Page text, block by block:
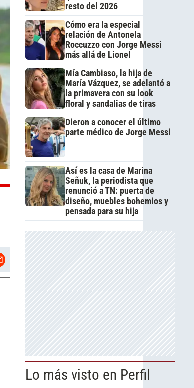
resto del 2026
Cómo era la especial
relación de Antonela
Roccuzzo con Jorge Messi
más allá de Lionel
Mía Cambiaso, la hija de
María Vázquez, se adelantó a
la primavera con su look
floral y sandalias de tiras
Dieron a conocer el último
parte médico de Jorge Messi
Así es la casa de Marina
Señuk, la periodista que
renunció a TN: puerta de
diseño, muebles bohemios y
pensada para su hija
Lo más visto en Perfil